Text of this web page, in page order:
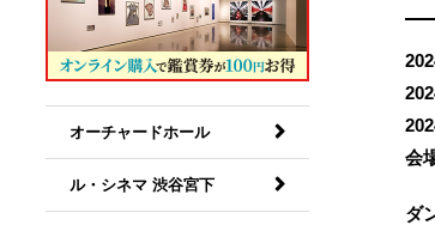
会
ダ
オーチャードホール
ル・シネマ 渋谷宮下